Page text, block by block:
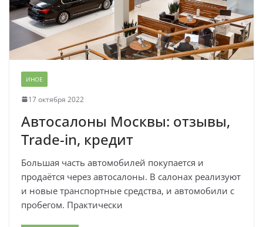
ИНОЕ
17 октября 2022
Автосалоны Москвы: отзывы,
Trade-in, кредит
Большая часть автомобилей покупается и
продаётся через автосалоны. В салонах реализуют
и новые транспортные средства, и автомобили с
пробегом. Практически